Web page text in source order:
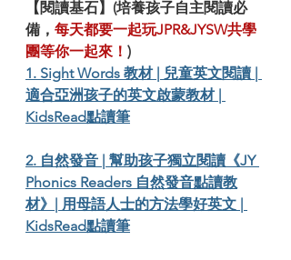
【閱讀基石】(培養孩子自主閱讀必
備， 每天都要一起玩JPR&JYSW共學
團等你一起來！ )
1. Sight Words 教材 | 兒童英文閱讀 |
適合亞洲孩子的英文啟蒙教材 |
KidsRead點讀筆
2. 自然發音 | 幫助孩子獨立閱讀《JY
Phonics Readers 自然發音點讀教
材》| 用母語人士的方法學好英文 |
KidsRead點讀筆